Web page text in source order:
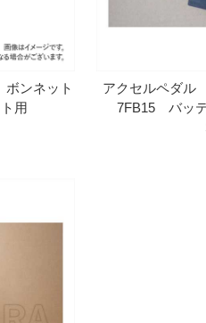
ンネット
用
アクセルペダ
7FB15 バッ